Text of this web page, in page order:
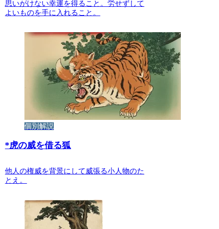
思いがけない幸運を得ること。労せずして
よいものを手に入れること。
個別解説
*虎の威を借る狐
他人の権威を背景にして威張る小人物のた
とえ。